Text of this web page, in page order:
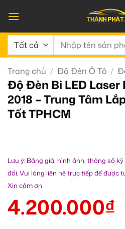
qua
nội
dung
Tìm
Trang chủ / Độ Đèn Ô Tô /
Độ Đèn Bi LED Laser
2018 – Trung Tâm
Tốt TPHCM
Lưu ý: Bảng giá, hình ảnh, thông số
đổi. Vui lòng liên hệ trực tiếp để được
Xin cảm ơn
4.200.000₫